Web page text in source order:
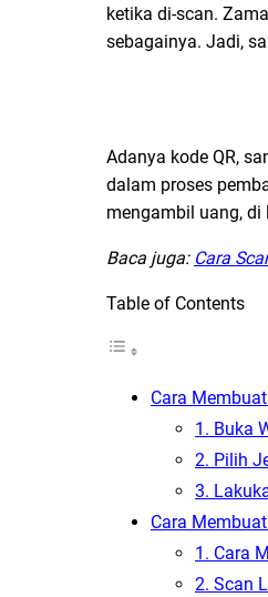
ketika di-scan.
sebagainya. Jadi,
Adanya kode QR,
dalam proses
mengambil uang, di
Baca juga: Cara
Table of Contents
Cara
1. Buka
2. Pilih
3.
Cara
1. Cara
2. Scan